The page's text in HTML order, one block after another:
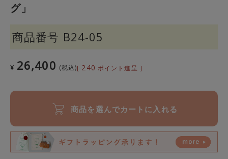
グ」
商品番号 B24-05
¥ 26,400 税込 [ 240 ポイント進呈 ]
商品を選んでカートに入れる